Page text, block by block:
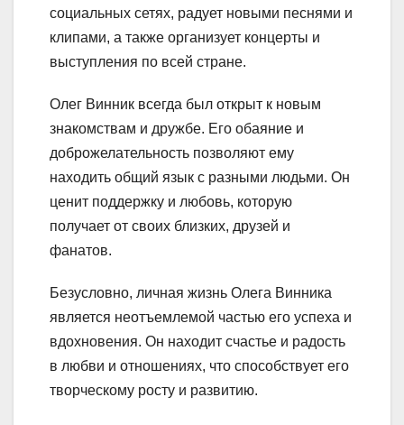
социальных сетях, радует новыми песнями и
клипами, а также организует концерты и
выступления по всей стране.
Олег Винник всегда был открыт к новым
знакомствам и дружбе. Его обаяние и
доброжелательность позволяют ему
находить общий язык с разными людьми. Он
ценит поддержку и любовь, которую
получает от своих близких, друзей и
фанатов.
Безусловно, личная жизнь Олега Винника
является неотъемлемой частью его успеха и
вдохновения. Он находит счастье и радость
в любви и отношениях, что способствует его
творческому росту и развитию.